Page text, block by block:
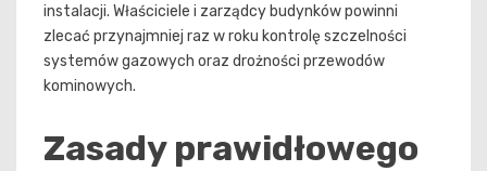
instalacji. Właściciele i zarządcy budynków powinni
zlecać przynajmniej raz w roku kontrolę szczelności
systemów gazowych oraz drożności przewodów
kominowych.
Zasady prawidłowego